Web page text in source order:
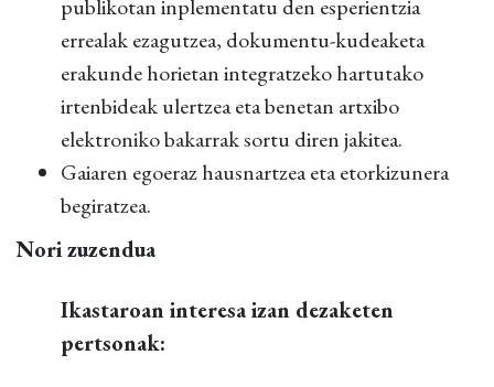
publikotan inplementatu den esperientzia
errealak ezagutzea, dokumentu-kudeaketa
erakunde horietan integratzeko hartutako
irtenbideak ulertzea eta benetan artxibo
elektroniko bakarrak sortu diren jakitea.
Gaiaren egoeraz hausnartzea eta etorkizunera
begiratzea.
Nori zuzendua
Ikastaroan interesa izan dezaketen
pertsonak: